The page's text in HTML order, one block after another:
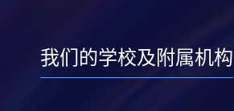
我们的学校及附属机构